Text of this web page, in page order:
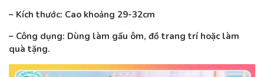
– Kích thước: Cao khoảng 29-32cm
– Công dụng: Dùng làm gấu ôm, đồ trang trí hoặc làm
quà tặng.